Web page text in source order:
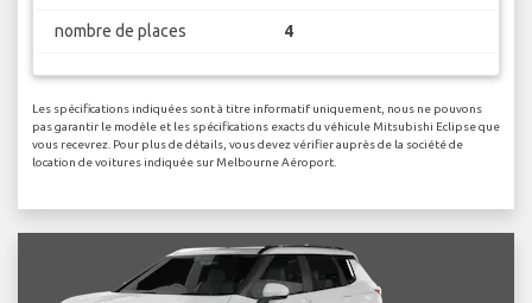
nombre de places 4
Les spécifications indiquées sont à titre informatif uniquement, nous ne pouvons
pas garantir le modèle et les spécifications exacts du véhicule Mitsubishi Eclipse que
vous recevrez. Pour plus de détails, vous devez vérifier auprès de la société de
location de voitures indiquée sur Melbourne Aéroport.